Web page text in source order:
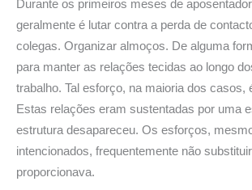
Durante os primeiros meses de
geralmente é lutar contra a perda de
colegas. Organizar almoços. De alguma
para manter as relações tecidas ao longo
trabalho. Tal esforço, na maioria dos casos,
Estas relações eram sustentadas por uma
estrutura desapareceu. Os esforços,
intencionados, frequentemente não
proporcionava.